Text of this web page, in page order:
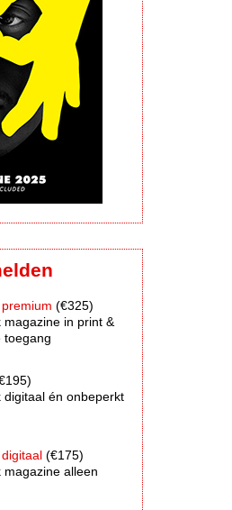
(€325)
in print &
toegang
én onbeperkt
(€175)
alleen